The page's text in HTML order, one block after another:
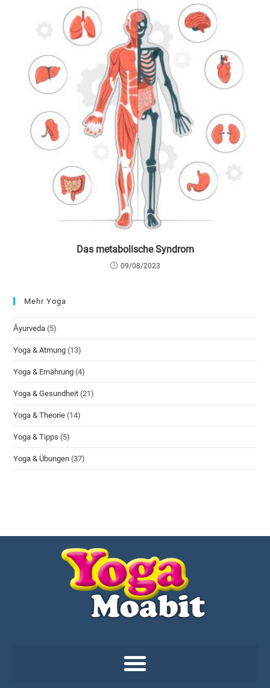
Das metabolische Syndrom
09/08/2023
Mehr Yoga
Āyurveda (5)
Yoga & Atmung (13)
Yoga & Ernährung (4)
Yoga & Gesundheit (21)
Yoga & Theorie (14)
Yoga & Tipps (5)
Yoga & Übungen (37)